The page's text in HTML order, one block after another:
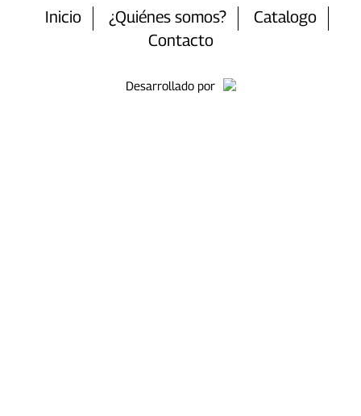
Inicio ¿Quiénes somos?
Catalogo
Contacto
Desarrollado por